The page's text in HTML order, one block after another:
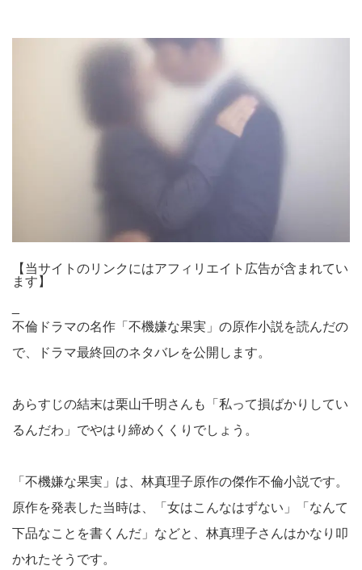
【当サイトのリンクにはアフィリエイト広告が含まれてい
ます】
不倫ドラマの名作「不機嫌な果実」の原作小説を読んだの
で、ドラマ最終回のネタバレを公開します。
あらすじの結末は栗山千明さんも「私って損ばかりしてい
るんだわ」でやはり締めくくりでしょう。
「不機嫌な果実」は、林真理子原作の傑作不倫小説です。
原作を発表した当時は、「女はこんなはずない」「なんて
下品なことを書くんだ」などと、林真理子さんはかなり叩
かれたそうです。